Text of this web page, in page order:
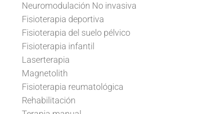
Neuromodulación No invasiva
Fisioterapia deportiva
Fisioterapia del suelo pélvico
Fisioterapia infantil
Laserterapia
Magnetolith
Fisioterapia reumatológica
Rehabilitación